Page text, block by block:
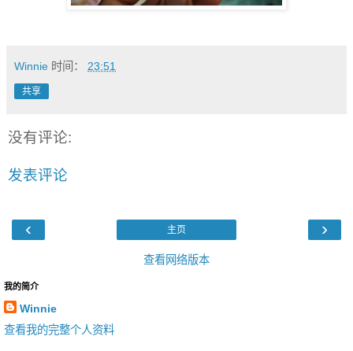
Winnie 时间： 23:51
共享
没有评论:
发表评论
‹ ›
主页
查看网络版本
我的简介
Winnie
查看我的完整个人资料